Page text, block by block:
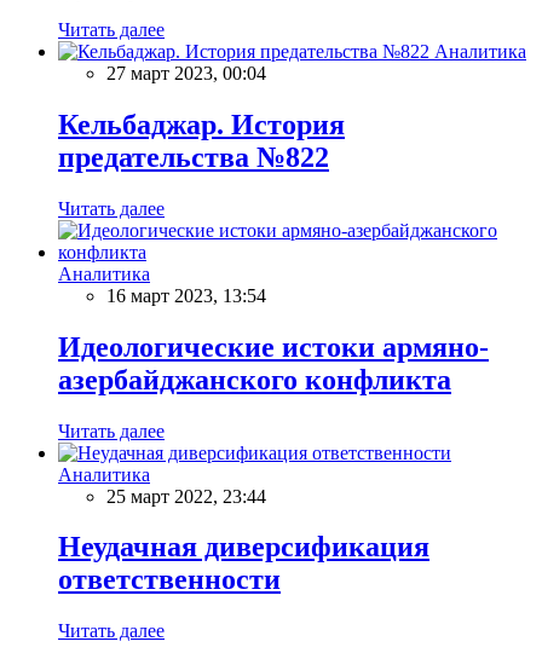
Читать далее
Аналитика
27 март 2023, 00:04
Кельбаджар. История
предательства №822
Читать далее
Аналитика
16 март 2023, 13:54
Идеологические истоки армяно-
азербайджанского конфликта
Читать далее
Аналитика
25 март 2022, 23:44
Неудачная диверсификация
ответственности
Читать далее